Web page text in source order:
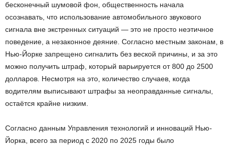
бесконечный шумовой фон, общественность начала
осознавать, что использование автомобильного звукового
сигнала вне экстренных ситуаций — это не просто неэтичное
поведение, а незаконное деяние. Согласно местным законам, в
Нью-Йорке запрещено сигналить без веской причины, и за это
можно получить штраф, который варьируется от 800 до 2500
долларов. Несмотря на это, количество случаев, когда
водителям выписывают штрафы за неоправданные сигналы,
остаётся крайне низким.
Согласно данным Управления технологий и инноваций Нью-
Йорка, всего за период с 2020 по 2025 годы было